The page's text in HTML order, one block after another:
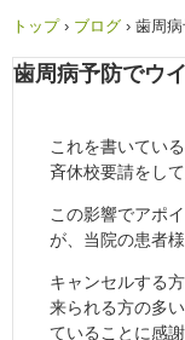
トップ › ブログ › 歯周
歯周病予防でウ
これを書いてい
斉休校要請をし
この影響でアポ
が、当院の患者
キャンセルする
来られる方の多
ていることに感謝